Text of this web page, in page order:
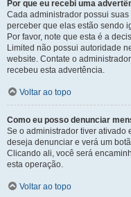
Por que eu recebi uma
Cada administrador possui
perceber que elas estão sendo
Por favor, note que esta é a
Limited não possui autoridade
website. Contate o
recebeu esta advertência.
Voltar ao topo
Como eu posso denunciar
Se o administrador tiver ativado
deseja denunciar e verá um
Clicando ali, você será
esta operação.
Voltar ao topo